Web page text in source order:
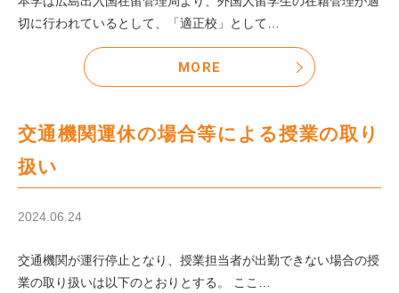
切に行われているとして、「適正校」として…
MORE
交通機関運休の場合等による授業の取り
扱い
2024.06.24
交通機関が運行停止となり、授業担当者が出勤できない場合の授
業の取り扱いは以下のとおりとする。 ここ…